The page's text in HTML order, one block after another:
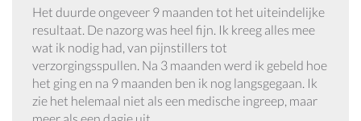
Het duurde ongeveer 9 maanden tot het uiteindelijke
resultaat. De nazorg was heel fijn. Ik kreeg alles mee
wat ik nodig had, van pijnstillers tot
verzorgingsspullen. Na 3 maanden werd ik gebeld hoe
het ging en na 9 maanden ben ik nog langsgegaan. Ik
zie het helemaal niet als een medische ingreep, maar
meer als een dagje uit.